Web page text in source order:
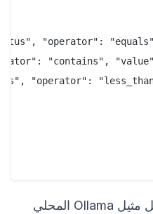
قم بتشغيل هذا السيناريو مقابل مثيل Ollama المحلي